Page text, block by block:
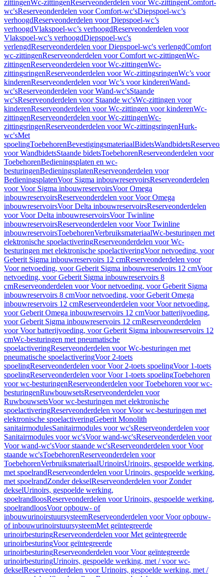
zittingenWc-zittingenReserveonderdelen voor Wc-zittingenComfort-
wc'sReserveonderdelen voor Comfort-wc'sDiepspoel-wc’s
verhoogdReserveonderdelen voor Diepspoel-wc’s
verhoogdVlakspoel-wc’s verhoogdReserveonderdelen voor
Vlakspoel-wc’s verhoogdDiepspoel-wc's
verlengdReserveonderdelen voor Diepspoel-wc's verlengdComfort
wc-zittingenReserveonderdelen voor Comfort wc-zittingenWc-
zittingenReserveonderdelen voor Wc-zittingenWc-
zittingsringenReserveonderdelen voor Wc-zittingsringenWc’s voor
kinderenReserveonderdelen voor Wc’s voor kinderenWand-
wc'sReserveonderdelen voor Wand-wc'sStaande
wc'sReserveonderdelen voor Staande wc'sWc-zittingen voor
kinderenReserveonderdelen voor Wc-zittingen voor kinderenWc-
zittingenReserveonderdelen voor Wc-zittingenWc-
zittingsringenReserveonderdelen voor Wc-zittingsringenHurk-
wc'sMet
spoelingToebehorenBevestigingsmateriaalBidetsWandbidets
voor WandbidetsStaande bidetsToebehorenReserveonderdelen voor
ToebehorenBedieningsplaten en wc-
besturingenBedieningsplatenReserveonderdelen voor
BedieningsplatenVoor Sigma inbouwreservoirsReserveonderdelen
voor Voor Sigma inbouwreservoirsVoor Omega
inbouwreservoirsReserveonderdelen voor Voor Omega
inbouwreservoirsVoor Delta inbouwreservoirsReserveonderdelen
voor Voor Delta inbouwreservoirsVoor Twinline
inbouwreservoirsReserveonderdelen voor Voor Twinline
inbouwreservoirsToebehorenVerbruiksmateriaalWc-besturingen met
elektronische spoelactiveringReserveonderdelen voor Wc-
besturingen met elektronische spoelactiveringVoor netvoeding, voor
Geberit Sigma inbouwreservoirs 12 cmReserveonderdelen voor
Voor netvoeding, voor Geberit Sigma inbouwreservoirs 12 cmVoor
netvoeding, voor Geberit Sigma inbouwreservoirs 8
cmReserveonderdelen voor Voor netvoeding, voor Geberit Sigma
inbouwreservoirs 8 cmVoor netvoeding, voor Geberit Omega
inbouwreservoirs 12 cmReserveonderdelen voor Voor netvoeding,
voor Geberit Omega inbouwreservoirs 12 cmVoor batterijvoeding,
voor Geberit Sigma inbouwreservoirs 12 cmReserveonderdelen
voor Voor batterijvoeding, voor Geberit Sigma inbouwreservoirs 12
cmWc-besturingen met pneumatische
spoelactiveringReserveonderdelen voor Wc-besturingen met
pneumatische spoelactiveringVoor 2-toets
spoelingReserveonderdelen voor Voor 2-toets spoelingVoor 1-toets
spoelingReserveonderdelen voor Voor 1-toets spoelingToebehoren
voor wc-besturingenReserveonderdelen voor Toebehoren voor wc-
besturingenRuwbouwsetsReserveonderdelen voor
RuwbouwsetsVoor wc-besturingen met elektronische
spoelactiveringReserveonderdelen voor Voor wc-besturingen met
elektronische spoelactiveringGeberit Monolith
sanitairmodulesSanitairmodules voor wc'sReserveonderdelen voor
Sanitairmodules voor wc'sVoor wand-wc'sReserveonderdelen voor
Voor wand-wc'sVoor staande wc'sReserveonderdelen voor Voor
staande wc'sToebehorenReserveonderdelen voor
ToebehorenVerbruiksmateriaalUrinoirsUrinoirs, gespoelde werking,
met spoelrandReserveonderdelen voor Urinoirs, gespoelde werking,
met spoelrandZonder dekselReserveonderdelen voor Zonder
dekselUrinoirs, gespoelde werking,
spoelrandloosReserveonderdelen voor Urinoirs, gespoelde werking,
spoelrandloosVoor opbouw- of
inbouwurinoirstuursysteemReserveonderdelen voor Voor opbouw-
of inbouwurinoirstuursysteemMet geïntegreerde
urinoirbesturingReserveonderdelen voor Met geïntegreerde
urinoirbesturingVoor geïntegreerde
urinoirbesturingReserveonderdelen voor Voor geïntegreerde
urinoirbesturingUrinoirs, gespoelde werking, met / voor wc-
dekselReserveonderdelen voor Urinoirs, gespoelde werking, met /